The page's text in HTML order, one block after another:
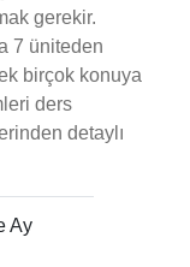
gerekir.
7 üniteden
birçok konuya
ders
detaylı
Ay